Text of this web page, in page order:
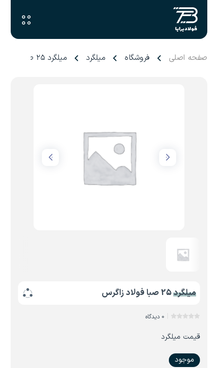
صفحه اصلی فروشگاه میلگرد میلگرد ۲۵ صبا فولاد زاگرس
میلگرد 25 صبا فولاد زاگرس
0 دیدگاه
قیمت میلگرد
موجود